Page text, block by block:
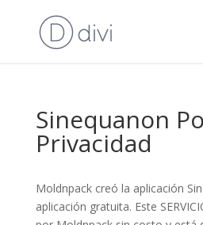
Sinequanon
Privacidad
Moldnpack creó la aplicación
aplicación gratuita. Este